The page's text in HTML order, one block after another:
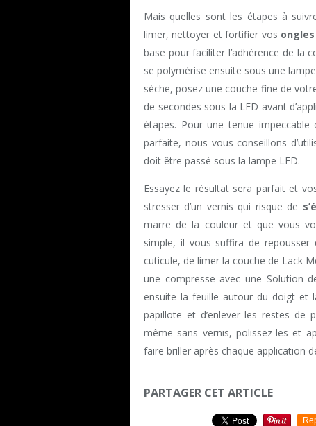
Mais quelles sont les étapes à
limer, nettoyer et fortifier vos ongles
base pour faciliter l’adhérence de la
se polymérise ensuite sous une
sèche, posez une couche fine de
de secondes sous la LED avant
étapes. Pour une tenue
parfaite, nous vous conseillons
doit être passé sous la lampe LED.
Essayez le résultat sera parfait et
stresser d’un vernis qui risque de
marre de la couleur et que vous
simple, il vous suffira de repousser
cuticule, de limer la couche de Lack
une compresse avec une Solution
ensuite la feuille autour du doigt et
papillote et d’enlever les restes de
même sans vernis, polissez-les et
faire briller après chaque application
PARTAGER CET ARTICLE